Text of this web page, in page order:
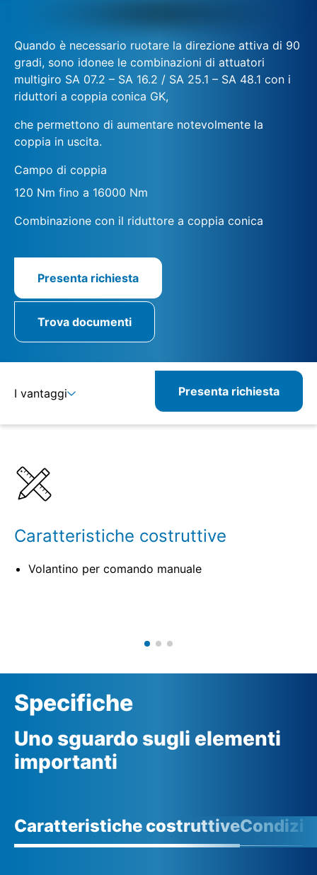
Quando è necessario ruotare la direzione attiva di 90
gradi, sono idonee le combinazioni di attuatori
multigiro SA 07.2 – SA 16.2 / SA 25.1 – SA 48.1 con i
riduttori a coppia conica GK,
che permettono di aumentare notevolmente la
coppia in uscita.
Campo di coppia
120 Nm fino a 16000 Nm
Combinazione con il riduttore a coppia conica
Presenta richiesta
Trova documenti
I vantaggi
Prodotti correlati
Presenta richiesta
Caratteristiche costruttive
Volantino per comando manuale
Specifiche
Uno sguardo sugli elementi
importanti
Caratteristiche costruttive